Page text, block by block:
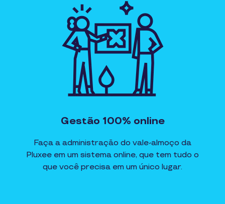
Gestão 100% online
Faça a administração do vale-almoço da
Pluxee em um sistema online, que tem tudo o
que você precisa em um único lugar.